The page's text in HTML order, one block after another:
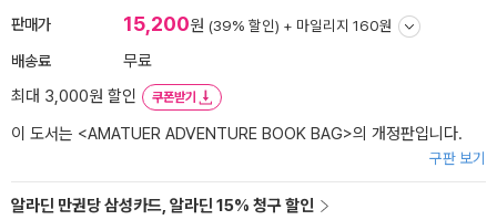
판매가 15,200원 (39% 할인) + 마일리지 160원
배송료
무료
최대 3,000원 할인
쿠폰받기
이 도서는 <AMATUER ADVENTURE BOOK BAG>의 개정판입니다.
구판 보기
알라딘 만권당 삼성카드, 알라딘 15% 청구 할인